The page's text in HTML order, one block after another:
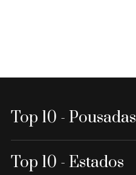
Top 10 - Pousadas
Top 10 - Estados